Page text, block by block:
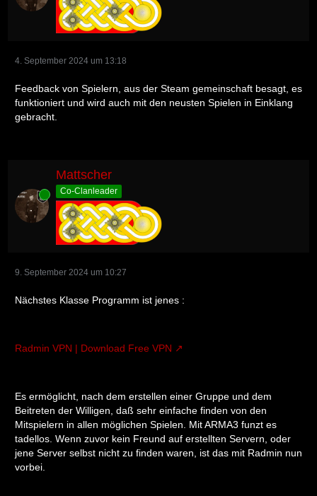
4. September 2024 um 13:18
Feedback von Spielern, aus der Steam gemeinschaft besagt, es
funktioniert und wird auch mit den neusten Spielen in Einklang
gebracht.
Online
Mattscher
Co-Clanleader
9. September 2024 um 10:27
Nächstes Klasse Programm ist jenes :
Radmin VPN | Download Free VPN
Es ermöglicht, nach dem erstellen einer Gruppe und dem
Beitreten der Willigen, daß sehr einfache finden von den
Mitspielern in allen möglichen Spielen. Mit ARMA3 funzt es
tadellos. Wenn zuvor kein Freund auf erstellten Servern, oder
jene Server selbst nicht zu finden waren, ist das mit Radmin nun
vorbei.